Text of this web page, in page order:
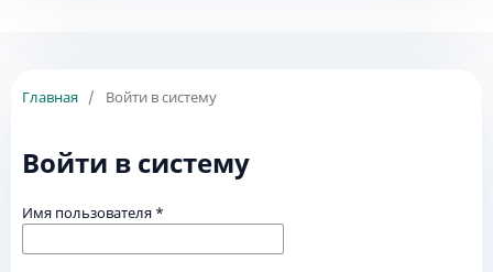
Главная / Войти в систему
Войти в систему
Имя пользователя *